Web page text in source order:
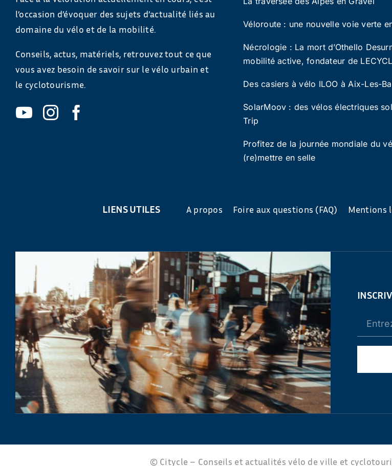
l’occasion d’évoquer des sujets d’actualité liés au
domaine du vélo et de la mobilité.
Conseils, actus, matériels, retrouvez tout ce que
vous avez besoin de savoir sur le vélo urbain et
le cyclotourisme.
Véloroute : une nouvelle voie verte
Nécrologie : La mort d’Othello
mobilité active, fondateur de
Des casiers à vélo ILOO à Aix-Les-
SolarMoov : des vélos électriques
Trip
Profitez de la journée mondiale du
(re)mettre en selle
LIENS UTILES A propos Foire aux questions (FAQ) Mentions
© Citycle – Conseils et actualités vélo de ville et